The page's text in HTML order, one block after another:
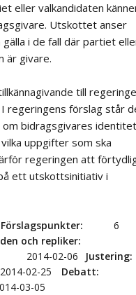
eller valkandidaten
Utskottet anser
i de fall där partiet
är givare.
till
regeringens förslag står
bidragsgivares
uppgifter som ska
regeringen att
ett utskottsinitiativ i
Förslagspunkter
6
och repliker
2014-02-06
Justering
2014-02-25
Debatt
03-05